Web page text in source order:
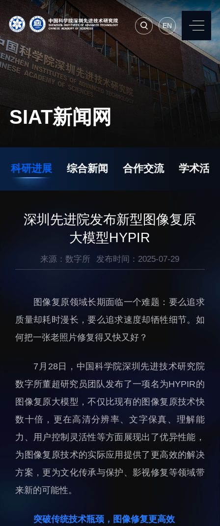
EN
常用系统 人才招聘 联系我们
机构简介
院长寄语
现任领导
统计数据
通知公告
先进集成技术研究所
生物医学与健康工程研
生物医药与技术研究所
脑认知与脑疾病研究所
合成生物学研究所
科学仪器所（筹）
先进电子材料研究所
人才概况
人才介绍
人才招聘
人才动态
博士后
综合处
科研管理处
创新融合处
人力资源处
财务资产处
党群工作处
SIAT新闻网
科研进展 综合新闻 合作交流 学术活动
深圳先进院发布新型图像复原
大模型HYPIR
来源：数字所 发布时间：2025-07-29
图像复原领域长期面临一个难题：要么追求
质量却耗时漫长，要么追求速度却牺牲细节。如
何把一张老照片修复得又快又好？
7 月 28日，中国科学院深圳先进技术研究院
数字所董超研究员团队发布了一项名为HYPIR的
图像复原大模型，不仅比现有的图像复原技术快
数十倍，更在高清分辨率、文字保真、理解能
力、用户控制灵活性等方面展现出了优异性能，
为图像复原技术的实际应用提供了更高效的解决
方案，更为文化传承与保护、影视修复等领域带
来新的可能性。
突破传统技术瓶颈，图像修复更高效